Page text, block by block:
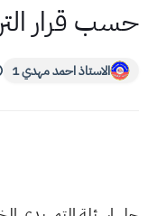
حسب قرار
الاستاذ احمد مهدي 1